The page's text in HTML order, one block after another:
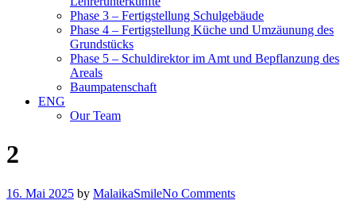
Phase 3 – Fertigstellung Schulgebäude
Phase 4 – Fertigstellung Küche und Umzäunung des
Grundstücks
Phase 5 – Schuldirektor im Amt und Bepflanzung des
Areals
Baumpatenschaft
ENG
Our Team
2
16. Mai 2025 by MalaikaSmileNo Comments